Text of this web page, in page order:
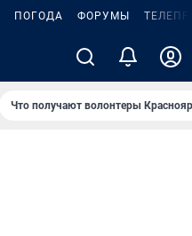
ПОГОДА ФОРУМЫ
Что получают волонтеры